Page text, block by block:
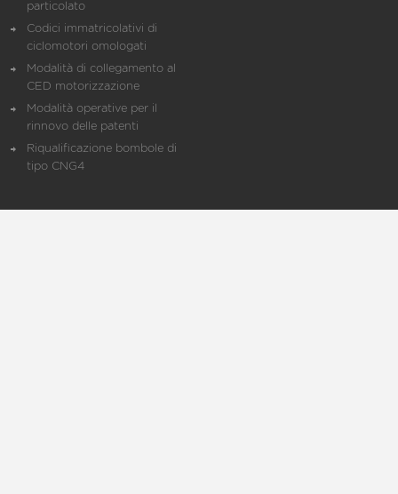
particolato
Codici immatricolativi di
ciclomotori omologati
Modalità di collegamento al
CED motorizzazione
Modalità operative per il
rinnovo delle patenti
Riqualificazione bombole di
tipo CNG4